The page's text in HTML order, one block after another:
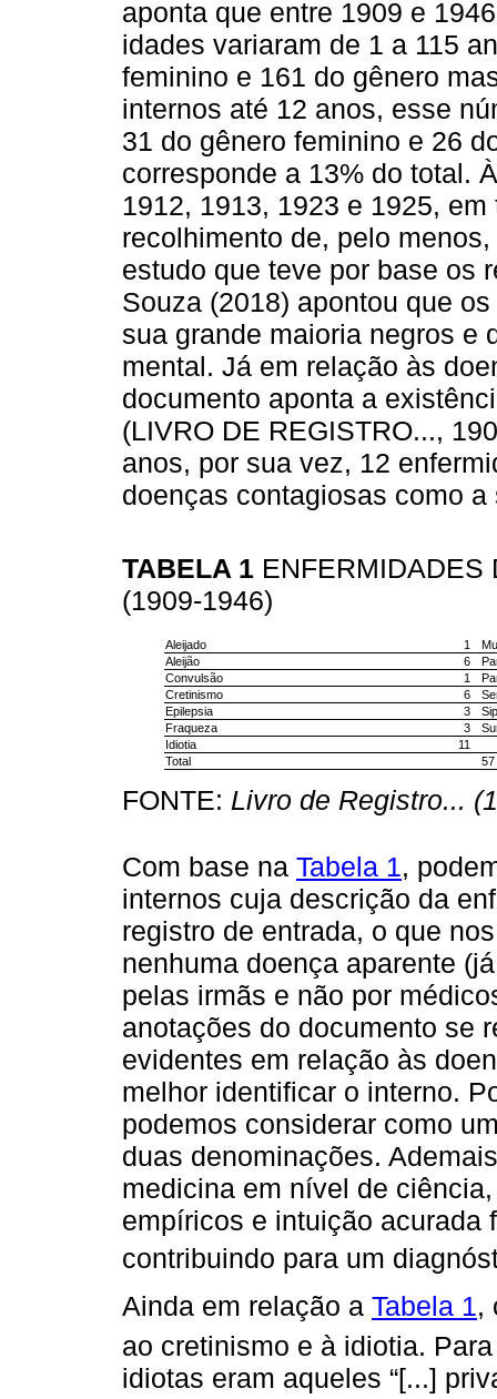
aponta que entre 1909 e
idades variaram de 1 a 115
feminino e 161 do gênero
internos até 12 anos, esse
31 do gênero feminino e 26
corresponde a 13% do total.
1912, 1913, 1923 e 1925,
recolhimento de, pelo
estudo que teve por base os
Souza (2018) apontou que
sua grande maioria negros e
mental. Já em relação às
documento aponta a
(LIVRO DE REGISTRO...,
anos, por sua vez, 12
doenças contagiosas como
TABELA 1 ENFERMIDADES
(1909-1946)
Aleijado 1
Aleijão
6
Convulsão
1
Cretinismo
6
Epilepsia
3
Fraqueza
3
Idiotia
11
Total
57
FONTE: Livro de Registro...
Com base na Tabela 1,
internos cuja descrição da
registro de entrada, o que
nenhuma doença aparente
pelas irmãs e não por
anotações do documento se
evidentes em relação às
melhor identificar o interno.
podemos considerar como
duas denominações.
medicina em nível de
empíricos e intuição acurada
contribuindo para um
Ainda em relação a Tabela 1,
ao cretinismo e à idiotia.
idiotas eram aqueles “[...]